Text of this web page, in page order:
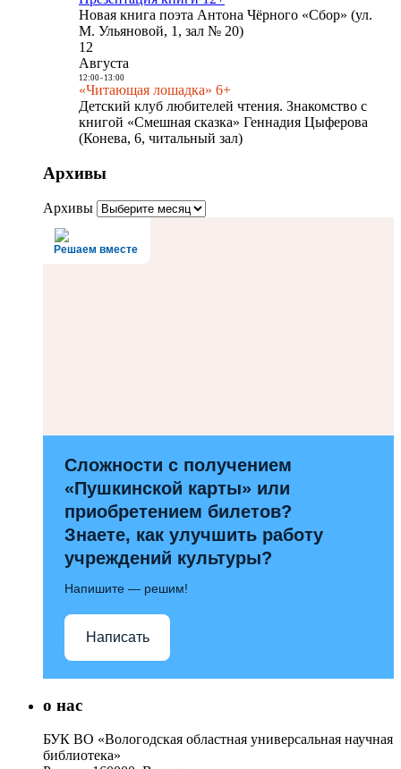
Новая книга поэта Антона Чёрного «Сбор» (ул.
М. Ульяновой, 1, зал № 20)
12
Августа
12:00- 13:00
«Читающая лошадка» 6+
Детский клуб любителей чтения. Знакомство с
книгой «Смешная сказка» Геннадия Цыферова
(Конева, 6, читальный зал)
Архивы
Архивы
Решаем вместе
Сложности с получением
«Пушкинской карты» или
приобретением билетов?
Знаете, как улучшить работу
учреждений культуры?
Напишите — решим!
Написать
о нас
БУК ВО «Вологодская областная универсальная научная
библиотека»